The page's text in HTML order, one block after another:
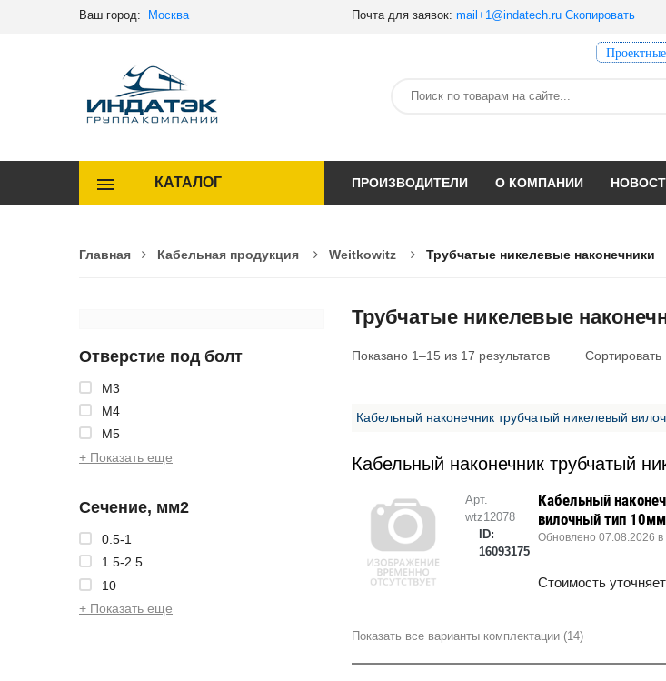
Ваш город: Москва Почта для заявок: mail+1@indatech.ru Скопировать
КАТАЛОГ ПРОИЗВОДИТЕЛИ О КОМПАНИИ
Главная Кабельная продукция Weitkowitz Трубчатые никелевые наконечники
Отверстие под болт
M3
M4
M5
+ Показать еще
Сечение, мм2
0.5-1
1.5-2.5
10
+ Показать еще
Трубчатые никелевые
Показано 1–15 из 17 результатов Сортировать
Кабельный наконечник трубчатый никелевый
Кабельный наконечник трубчатый
Арт.
wtz12078
ID:
16093175
Кабельный
вилочный тип
Обновлено 07.08.2026 в
Стоимость
Показать все варианты комплектации (14)